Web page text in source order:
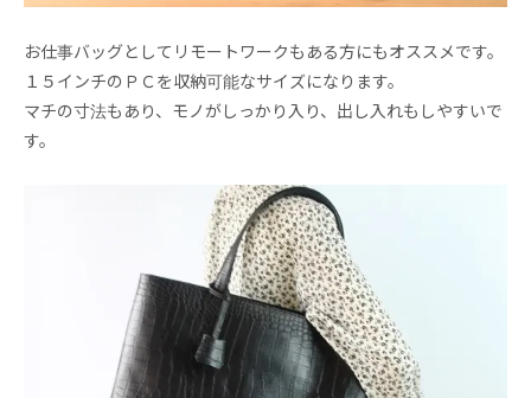
お仕事バッグとしてリモートワークもある方にもオススメです。
１５インチのＰＣを収納可能なサイズになります。
マチの寸法もあり、モノがしっかり入り、出し入れもしやすいで
す。